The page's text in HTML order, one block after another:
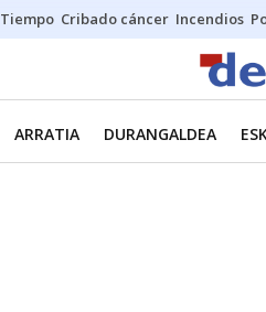
Tiempo Cribado cáncer Incendios
ARRATIA DURANGALDEA